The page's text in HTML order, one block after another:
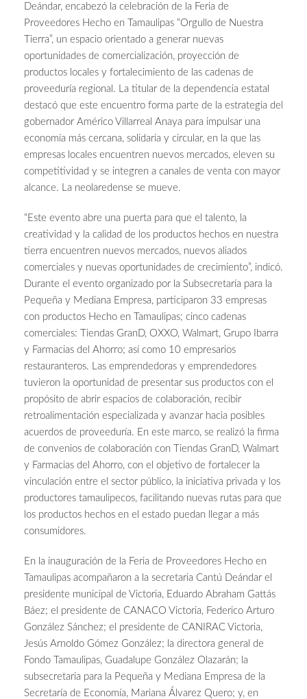
Deándar, encabezó la celebración de la Feria de
Proveedores Hecho en Tamaulipas “Orgullo de Nuestra
Tierra”, un espacio orientado a generar nuevas
oportunidades de comercialización, proyección de
productos locales y fortalecimiento de las cadenas de
proveeduría regional. La titular de la dependencia estatal
destacó que este encuentro forma parte de la estrategia del
gobernador Américo Villarreal Anaya para impulsar una
economía más cercana, solidaria y circular, en la que las
empresas locales encuentren nuevos mercados, eleven su
competitividad y se integren a canales de venta con mayor
alcance. La neolaredense se mueve.
“Este evento abre una puerta para que el talento, la
creatividad y la calidad de los productos hechos en nuestra
tierra encuentren nuevos mercados, nuevos aliados
comerciales y nuevas oportunidades de crecimiento”, indicó.
Durante el evento organizado por la Subsecretaría para la
Pequeña y Mediana Empresa, participaron 33 empresas
con productos Hecho en Tamaulipas; cinco cadenas
comerciales: Tiendas GranD, OXXO, Walmart, Grupo Ibarra
y Farmacias del Ahorro; así como 10 empresarios
restauranteros. Las emprendedoras y emprendedores
tuvieron la oportunidad de presentar sus productos con el
propósito de abrir espacios de colaboración, recibir
retroalimentación especializada y avanzar hacia posibles
acuerdos de proveeduría. En este marco, se realizó la firma
de convenios de colaboración con Tiendas GranD, Walmart
y Farmacias del Ahorro, con el objetivo de fortalecer la
vinculación entre el sector público, la iniciativa privada y los
productores tamaulipecos, facilitando nuevas rutas para que
los productos hechos en el estado puedan llegar a más
consumidores.
En la inauguración de la Feria de Proveedores Hecho en
Tamaulipas acompañaron a la secretaria Cantú Deándar el
presidente municipal de Victoria, Eduardo Abraham Gattás
Báez; el presidente de CANACO Victoria, Federico Arturo
González Sánchez; el presidente de CANIRAC Victoria,
Jesús Arnoldo Gómez González; la directora general de
Fondo Tamaulipas, Guadalupe González Olazarán; la
subsecretaria para la Pequeña y Mediana Empresa de la
Secretaría de Economía, Mariana Álvarez Quero; y, en